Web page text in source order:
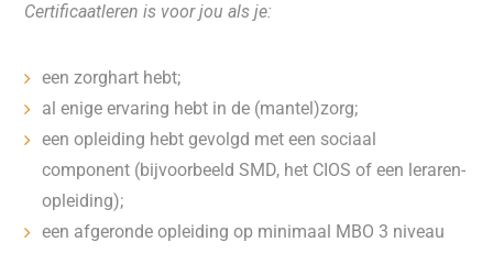
Certificaatleren is voor jou als je:
een zorghart hebt;
al enige ervaring hebt in de (mantel)zorg;
een opleiding hebt gevolgd met een sociaal
component (bijvoorbeeld SMD, het CIOS of een leraren-
opleiding);
een afgeronde opleiding op minimaal MBO 3 niveau